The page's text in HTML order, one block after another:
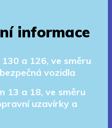
informace
a 126, ve směru
vozidla
13 a 18, ve směru
uzavírky a